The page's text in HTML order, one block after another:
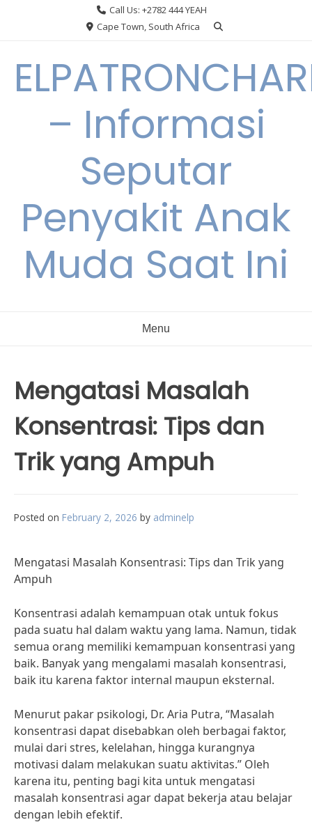
Call Us: +2782 444 YEAH
Cape Town, South Africa
– Informasi
Seputar
Penyakit Anak
Muda Saat Ini
Menu
Mengatasi Masalah
Konsentrasi: Tips dan
Trik yang Ampuh
Posted on February 2, 2026 by adminelp
Mengatasi Masalah Konsentrasi: Tips dan Trik yang
Ampuh
Konsentrasi adalah kemampuan otak untuk fokus
pada suatu hal dalam waktu yang lama. Namun, tidak
semua orang memiliki kemampuan konsentrasi yang
baik. Banyak yang mengalami masalah konsentrasi,
baik itu karena faktor internal maupun eksternal.
Menurut pakar psikologi, Dr. Aria Putra, “Masalah
konsentrasi dapat disebabkan oleh berbagai faktor,
mulai dari stres, kelelahan, hingga kurangnya
motivasi dalam melakukan suatu aktivitas.” Oleh
karena itu, penting bagi kita untuk mengatasi
masalah konsentrasi agar dapat bekerja atau belajar
dengan lebih efektif.